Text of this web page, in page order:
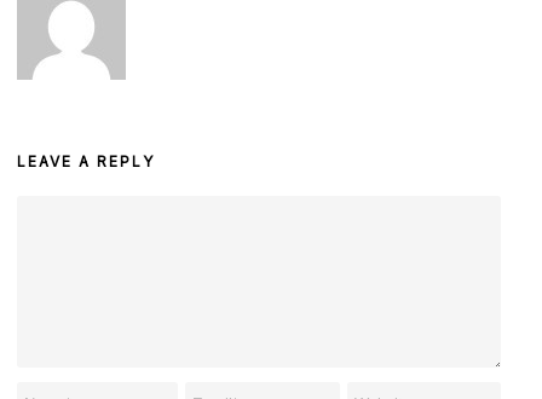
LEAVE A REPLY